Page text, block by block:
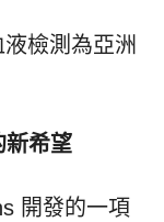
檢測為亞洲
新希望
開發的一項